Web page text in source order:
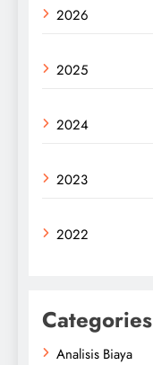
2026
2025
2024
2023
2022
Categories
Analisis Biaya